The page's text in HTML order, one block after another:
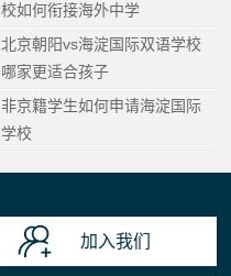
校如何衔接海外中学
北京朝阳vs海淀国际双语学校
哪家更适合孩子
非京籍学生如何申请海淀国际
学校
加入我们